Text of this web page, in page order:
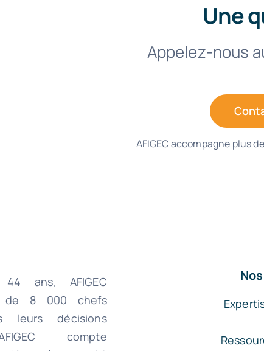
Une
Appelez-nous
AFIGEC accompagne plus
ans, AFIGEC
de 8 000 chefs
leurs décisions
compte